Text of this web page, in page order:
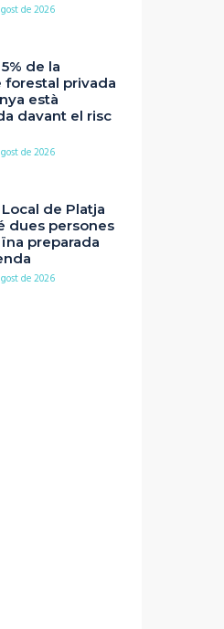
de 2026
de la
forestal privada
està
davant el risc
de 2026
de Platja
dues persones
preparada
de 2026